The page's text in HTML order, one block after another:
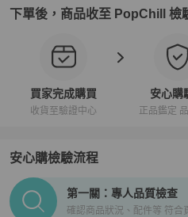
下單後，商品收至 PopChill 檢
買家完成購買
收貨至驗證中心
安心購
正品鑑定
安心購檢驗流程
PopChill拍拍圈正品驗證、安心
第一關：專人品質檢查
確認商品狀況、配件等 符合